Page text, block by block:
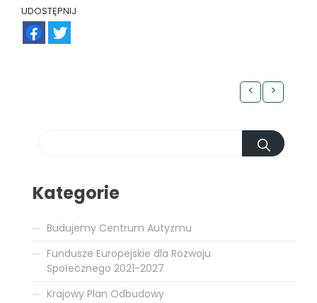
UDOSTĘPNIJ
< >
Kategorie
Budujemy Centrum Autyzmu
Fundusze Europejskie dla Rozwoju
Społecznego 2021-2027
Krajowy Plan Odbudowy